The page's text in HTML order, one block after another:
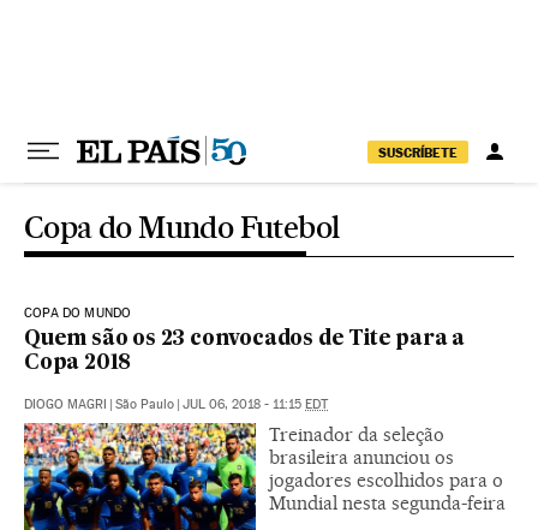
SUSCRÍBETE
Copa do Mundo Futebol
COPA DO MUNDO
Quem são os 23 convocados de Tite para a
Copa 2018
DIOGO MAGRI | São Paulo | JUL 06, 2018 - 11:15 EDT
Treinador da seleção
brasileira anunciou os
jogadores escolhidos para o
Mundial nesta segunda-feira